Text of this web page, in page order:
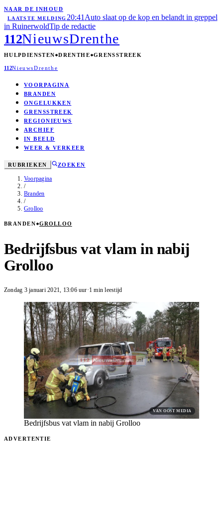
NAAR DE INHOUD
LAATSTE MELDING 20:41 Auto slaat op de kop en belandt in greppel
in RuinerwoldTip de redactie
112NieuwsDrenthe
HULPDIENSTEN DRENTHE GRENSSTREEK
112NieuwsDrenthe
VOORPAGINA
BRANDEN
ONGELUKKEN
GRENSSTREEK
REGIONIEUWS
ARCHIEF
IN BEELD
WEER & VERKEER
RUBRIEKEN ZOEKEN
Voorpagina
/
Branden
/
Grolloo
BRANDEN GROLLOO
Bedrijfsbus vat vlam in nabij
Grolloo
Zondag 3 januari 2021 13:06uur·1 min leestijd
VAN OOST MEDIA
Bedrijfsbus vat vlam in nabij Grolloo
ADVERTENTIE